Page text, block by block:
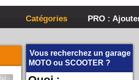
Catégories PRO :
Vous recherchez un garage
MOTO ou SCOOTER ?